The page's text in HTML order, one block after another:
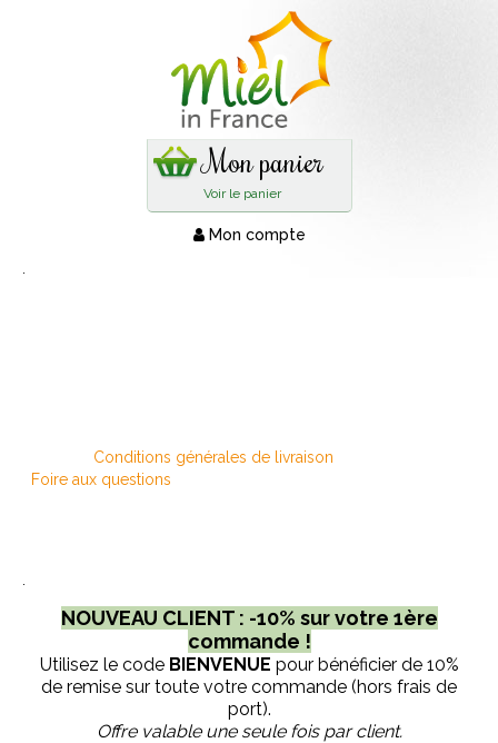
Mon panier
Voir le panier
Mon compte
Conditions générales de livraison
Foire aux questions
NOUVEAU CLIENT : -10% sur votre 1ère
commande !
Utilisez le code BIENVENUE pour bénéficier de 10%
de remise sur toute votre commande (hors frais de
port).
Offre valable une seule fois par client.